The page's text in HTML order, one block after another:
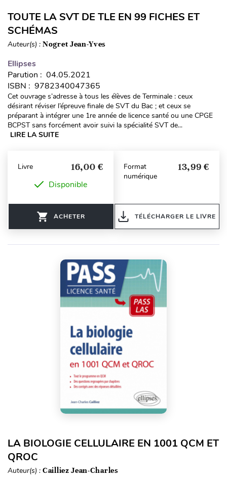
TOUTE LA SVT DE TLE EN 99 FICHES ET
SCHÉMAS
Auteur(s) : Nogret Jean-Yves
Ellipses
Parution : 04.05.2021
ISBN : 9782340047365
Cet ouvrage s’adresse à tous les élèves de Terminale : ceux
désirant réviser l’épreuve finale de SVT du Bac ; et ceux se
préparant à intégrer une 1re année de licence santé ou une CPGE
BCPST sans forcément avoir suivi la spécialité SVT de...
LIRE LA SUITE
Livre 16,00 €
Disponible
ACHETER
Format
numérique
13,99 €
TÉLÉCHARGER LE LIVRE
LA BIOLOGIE CELLULAIRE EN 1001 QCM ET
QROC
Auteur(s) : Cailliez Jean-Charles